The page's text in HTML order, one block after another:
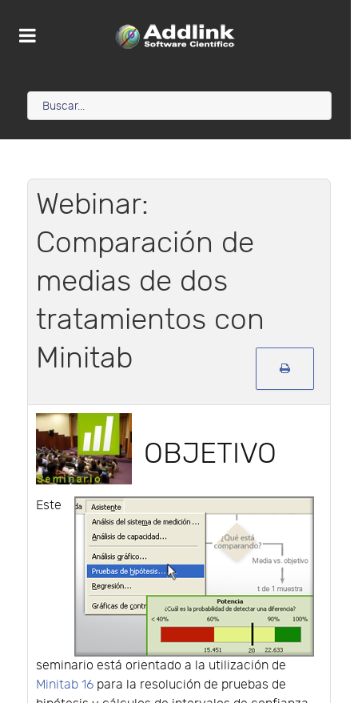
Webinar:
Comparación de
medias de dos
tratamientos con
Minitab
OBJETIVO
Este
seminario está orientado a la utilización de
Minitab 16 para la resolución de pruebas de